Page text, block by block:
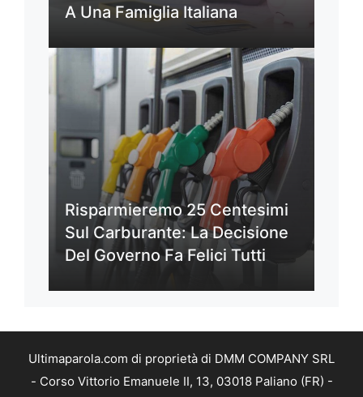
A Una Famiglia Italiana
Risparmieremo 25 Centesimi
Sul Carburante: La Decisione
Del Governo Fa Felici Tutti
Ultimaparola.com di proprietà di DMM COMPANY SRL
- Corso Vittorio Emanuele II, 13, 03018 Paliano (FR) -